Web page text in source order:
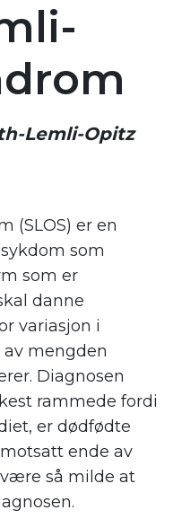
Lemli-Opitz
(SLOS) er en
som
som er
danne
variasjon i
mengden
Diagnosen
rammede fordi
er dødfødte
ende av
så milde at